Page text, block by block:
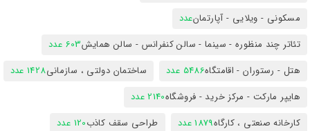
مسکونی - ویلایی - آپارتمانعدد
تئاتر چند منظوره - سینما - سالن کنفرانس - سالن همایش603 عدد
هتل - رستوران - اقامتگاه5486 عدد ساختمان دولتی ، سازمانی1428 عدد
هایپر مارکت - مرکز خرید - فروشگاه2140 عدد
کارخانه صنعتی ، کارگاه1879 عدد طراحی سقف کاذب120 عدد